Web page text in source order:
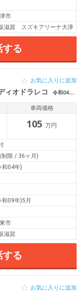
市
滋賀 スズキアリーナ大津
する
オドラレコ 令和04年（2022年） 2.9万km 滋賀県栗東市
お気に入りに追加
車両価格
105 万円
制限 / 36ヶ月)
和04年)
09年)5月
市
滋賀
する
お気に入りに追加